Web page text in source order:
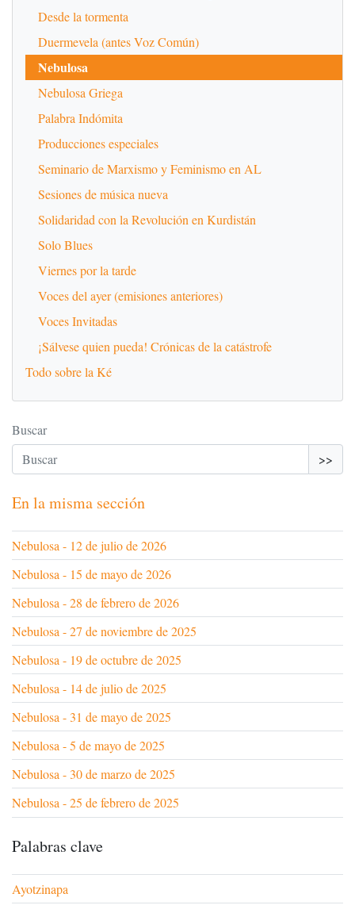
Desde la tormenta
Duermevela (antes Voz Común)
Nebulosa
Nebulosa Griega
Palabra Indómita
Producciones especiales
Seminario de Marxismo y Feminismo en AL
Sesiones de música nueva
Solidaridad con la Revolución en Kurdistán
Solo Blues
Viernes por la tarde
Voces del ayer (emisiones anteriores)
Voces Invitadas
¡Sálvese quien pueda! Crónicas de la catástrofe
Todo sobre la Ké
Buscar
>>
En la misma sección
Nebulosa - 12 de julio de 2026
Nebulosa - 15 de mayo de 2026
Nebulosa - 28 de febrero de 2026
Nebulosa - 27 de noviembre de 2025
Nebulosa - 19 de octubre de 2025
Nebulosa - 14 de julio de 2025
Nebulosa - 31 de mayo de 2025
Nebulosa - 5 de mayo de 2025
Nebulosa - 30 de marzo de 2025
Nebulosa - 25 de febrero de 2025
Palabras clave
Ayotzinapa